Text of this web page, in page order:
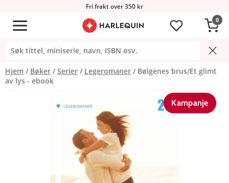
Fri frakt over 350 kr
0
Hjem Bøker Serier Legeromaner
Bølgenes brus/Et glimt
av lys - ebook
Kampanje